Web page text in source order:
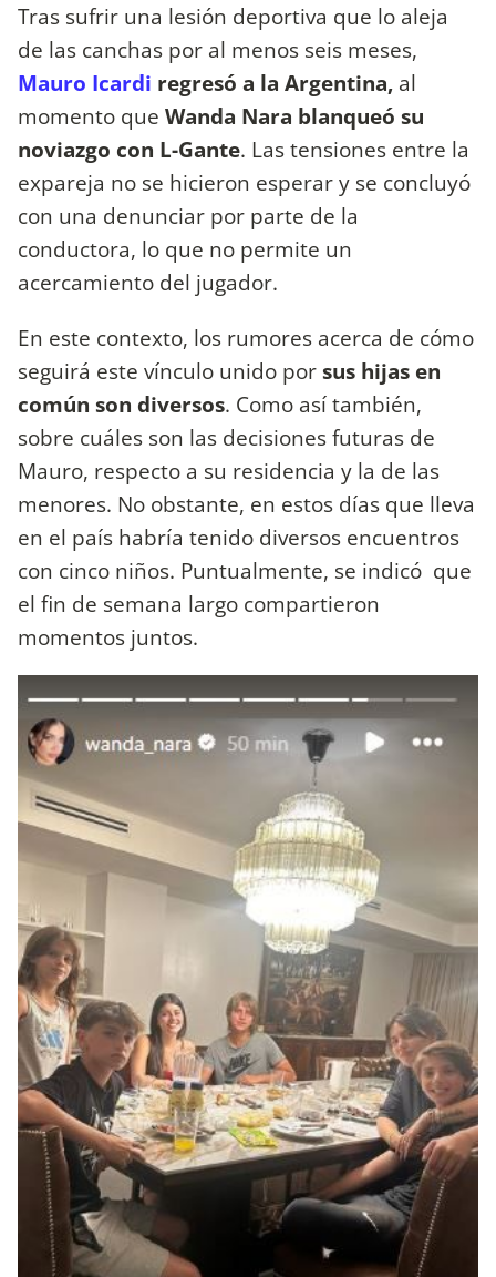
Tras sufrir una lesión deportiva que lo aleja
de las canchas por al menos seis meses,
Mauro Icardi regresó a la Argentina, al
momento que Wanda Nara blanqueó su
noviazgo con L-Gante. Las tensiones entre la
expareja no se hicieron esperar y se concluyó
con una denunciar por parte de la
conductora, lo que no permite un
acercamiento del jugador.
En este contexto, los rumores acerca de cómo
seguirá este vínculo unido porsus hijas en
común son diversos. Como así también,
sobre cuáles son las decisiones futuras de
Mauro, respecto a su residencia y la de las
menores. No obstante, en estos días que lleva
en el país habría tenido diversos encuentros
con cinco niños. Puntualmente, se indicó que
el fin de semana largo compartieron
momentos juntos.